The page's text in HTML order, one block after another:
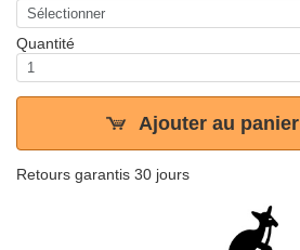
Quantité
Ajouter au panier
Retours garantis 30 jours